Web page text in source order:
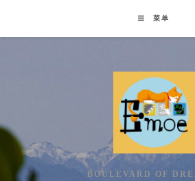
content
菜单
BOULEVARD OF